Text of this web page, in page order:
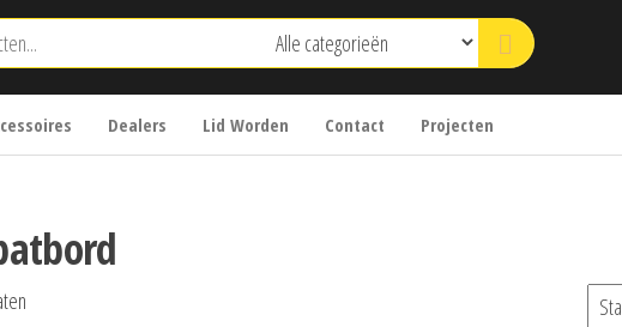
Dealers Lid Worden Contact Projecten